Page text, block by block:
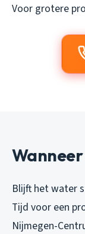
Voor grotere
Blijft het water
Tijd voor een
Nijmegen-